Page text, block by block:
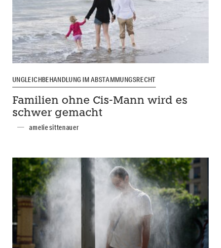
UNGLEICHBEHANDLUNG IM ABSTAMMUNGSRECHT
Familien ohne Cis-Mann wird es
schwer gemacht
amelie sittenauer